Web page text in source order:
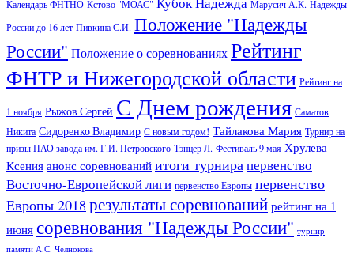
Календарь ФНТНО Кстово "МОАС" Марусич А.К. Надежды
России до 16 лет Пивкина С.И. Положение "Надежды
России" Положение о соревнованияхРейтинг
ФНТР и Нижегородской области Рейтинг на
1 ноября Рыжов Сергей С Днем рождения Саматов
Никита Сидоренко Владимир С новым годом! Тайлакова Мария Турнир на
призы ПАО завода им. Г.И. Петровского Тэнцер Л. Фестиваль 9 мая Хрулева
Ксения анонс соревнований итоги турнирапервенство
Восточно-Европейской лиги первенство Европы первенство
Европы 2018 результаты соревнований рейтинг на 1
июня соревнования "Надежды России" турнир
памяти А.С. Челнокова